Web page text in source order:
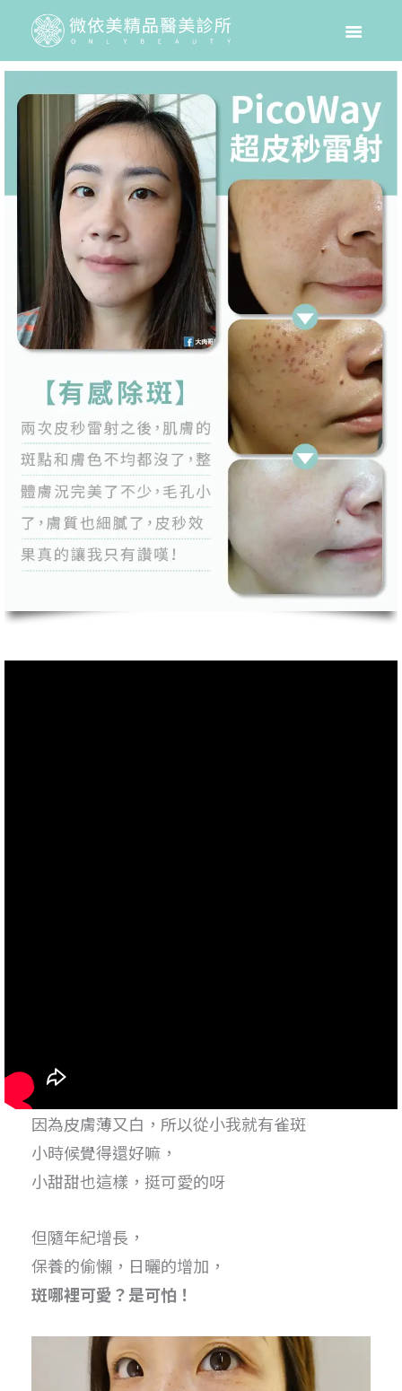
因為皮膚薄又白，所以從小我就有雀斑
小時候覺得還好嘛，
小甜甜也這樣，挺可愛的呀
但隨年紀增長，
保養的偷懶，日曬的增加，
斑哪裡可愛？是可怕！